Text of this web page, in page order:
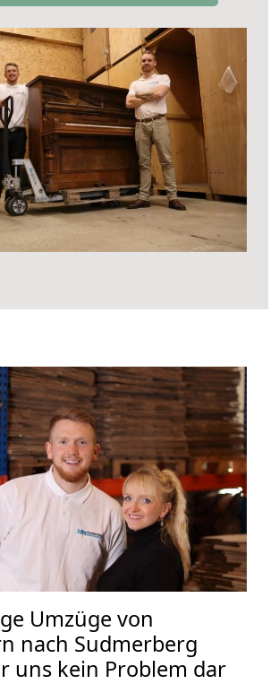
Umzüge von
nach Sudmerberg
uns kein Problem dar